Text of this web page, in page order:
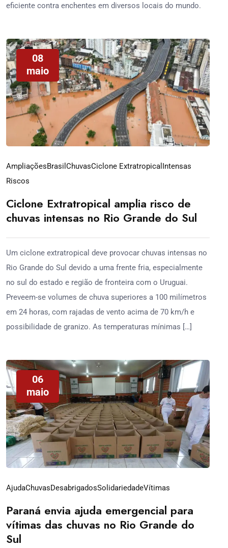
eficiente contra enchentes em diversos locais do mundo.
08
maio
AmpliaçõesBrasil ChuvasCiclone Extratropical Intensas
Riscos
Ciclone Extratropical amplia risco de
chuvas intensas no Rio Grande do Sul
Um ciclone extratropical deve provocar chuvas intensas no
Rio Grande do Sul devido a uma frente fria, especialmente
no sul do estado e região de fronteira com o Uruguai.
Preveem-se volumes de chuva superiores a 100 milímetros
em 24 horas, com rajadas de vento acima de 70 km/h e
possibilidade de granizo. As temperaturas mínimas […]
06
maio
AjudaChuvasDesabrigadosSolidariedadeVítimas
Paraná envia ajuda emergencial para
vítimas das chuvas no Rio Grande do
Sul